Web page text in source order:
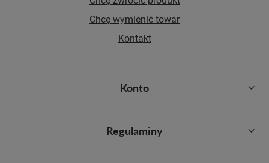
Chcę wymienić towar
Kontakt
Konto
Regulaminy